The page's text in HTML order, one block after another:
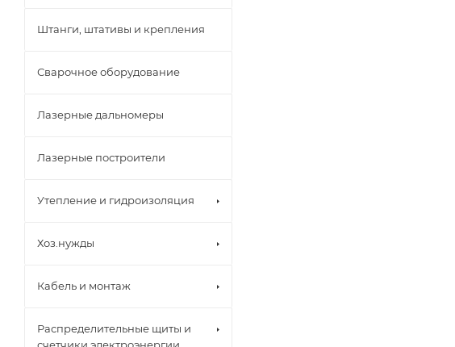
Штанги, штативы и крепления
Сварочное оборудование
Лазерные дальномеры
Лазерные построители
Утепление и гидроизоляция
Хоз.нужды
Кабель и монтаж
Распределительные щиты и